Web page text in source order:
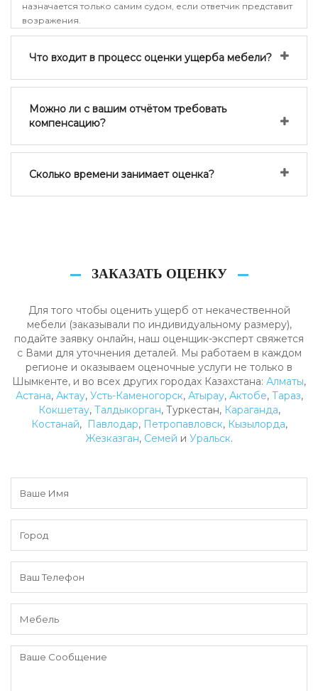
назначается только самим судом, если ответчик представит
возражения.
Что входит в процесс оценки ущерба мебели?
Можно ли с вашим отчётом требовать
компенсацию?
Сколько времени занимает оценка?
ЗАКАЗАТЬ ОЦЕНКУ
Для того чтобы оценить ущерб от некачественной
мебели (заказывали по индивидуальному размеру),
подайте заявку онлайн, наш оценщик-эксперт свяжется
с Вами для уточнения деталей. Мы работаем в каждом
регионе и оказываем оценочные услуги не только в
Шымкенте, и во всех других городах Казахстана: Алматы,
Астана, Актау, Усть-Каменогорск, Атырау, Актобе, Тараз,
Кокшетау, Талдыкорган, Туркестан, Караганда,
Костанай, Павлодар, Петропавловск, Кызылорда,
Жезказган, Семей и Уральск.